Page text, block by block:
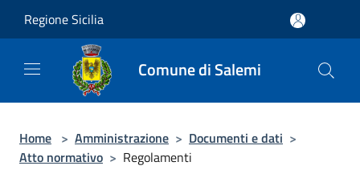
Regione Sicilia
Comune di Salemi
Home > Amministrazione > Documenti e dati >
Atto normativo > Regolamenti